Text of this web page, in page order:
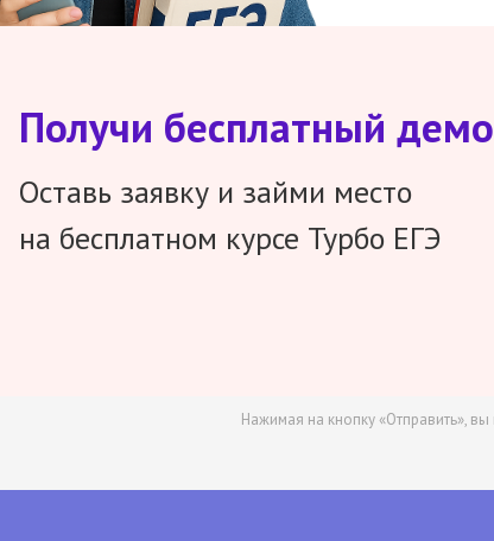
Получи бесплатный
Оставь заявку и займи место
на бесплатном курсе Турбо ЕГЭ
Нажимая на кнопку «Отправить», вы